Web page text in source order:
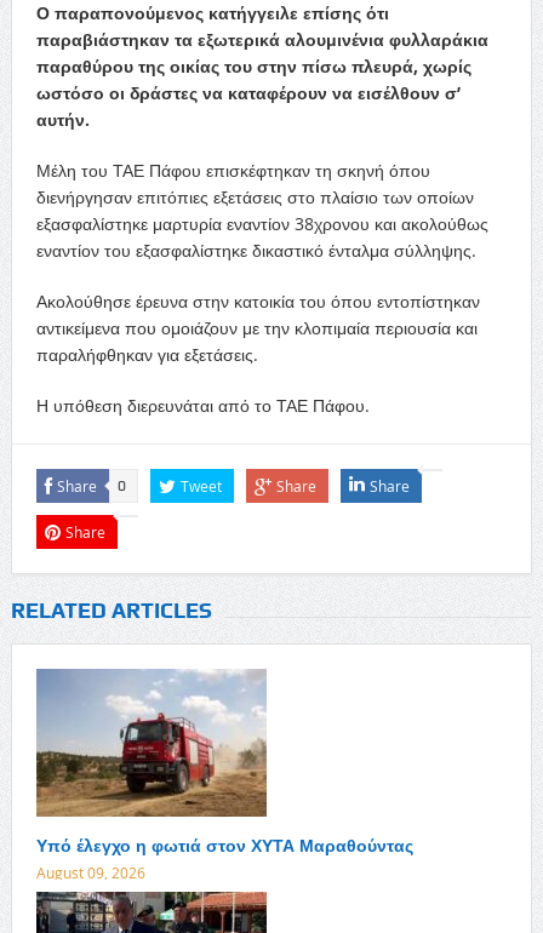
Ο παραπονούμενος κατήγγειλε επίσης ότι
παραβιάστηκαν τα εξωτερικά αλουμινένια φυλλαράκια
παραθύρου της οικίας του στην πίσω πλευρά, χωρίς
ωστόσο οι δράστες να καταφέρουν να εισέλθουν σ’
αυτήν.
Μέλη του ΤΑΕ Πάφου επισκέφτηκαν τη σκηνή όπου
διενήργησαν επιτόπιες εξετάσεις στο πλαίσιο των οποίων
εξασφαλίστηκε μαρτυρία εναντίον 38χρονου και ακολούθως
εναντίον του εξασφαλίστηκε δικαστικό ένταλμα σύλληψης.
Ακολούθησε έρευνα στην κατοικία του όπου εντοπίστηκαν
αντικείμενα που ομοιάζουν με την κλοπιμαία περιουσία και
παραλήφθηκαν για εξετάσεις.
Η υπόθεση διερευνάται από το ΤΑΕ Πάφου.
Share 0 Tweet Share Share
Share
RELATED ARTICLES
Υπό έλεγχο η φωτιά στον ΧΥΤΑ Μαραθούντας
August 09, 2026